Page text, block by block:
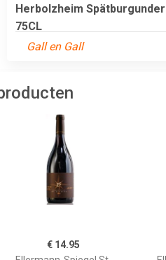
Herbolzheim Spätburgunder
75CL
Gall en Gall
€ 14.95